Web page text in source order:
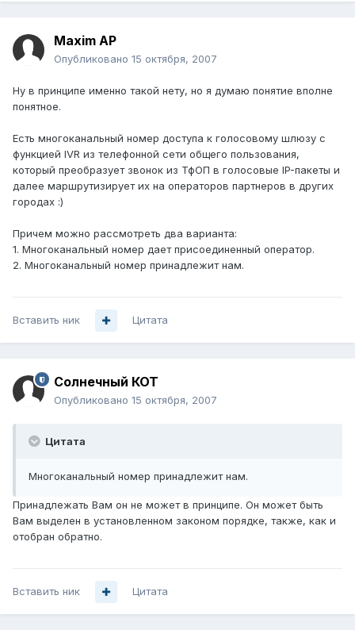
Maxim AP
Опубликовано 15 октября, 2007
Ну в принципе именно такой нету, но я думаю понятие вполне
понятное.
Есть многоканальный номер доступа к голосовому шлюзу с
функцией IVR из телефонной сети общего пользования,
который преобразует звонок из ТфОП в голосовые IP-пакеты и
далее маршрутизирует их на операторов партнеров в других
городах :)
Причем можно рассмотреть два варианта:
1. Многоканальный номер дает присоединенный оператор.
2. Многоканальный номер принадлежит нам.
Вставить ник Цитата
Солнечный КОТ
Опубликовано 15 октября, 2007
Цитата
Многоканальный номер принадлежит нам.
Принадлежать Вам он не может в принципе. Он может быть
Вам выделен в установленном законом порядке, также, как и
отобран обратно.
Вставить ник Цитата